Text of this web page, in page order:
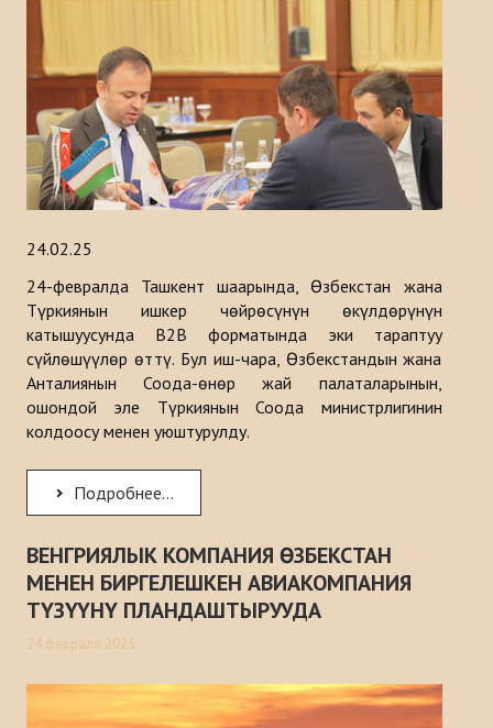
24.02.25
24-февралда Ташкент шаарында, Өзбекстан жана
Түркиянын ишкер чөйрөсүнүн өкүлдөрүнүн
катышуусунда B2B форматында эки тараптуу
сүйлөшүүлөр өттү. Бул иш-чара, Өзбекстандын жана
Анталиянын Соода-өнөр жай палаталарынын,
ошондой эле Түркиянын Соода министрлигинин
колдоосу менен уюштурулду.
Подробнее...
ВЕНГРИЯЛЫК КОМПАНИЯ ӨЗБЕКСТАН
МЕНЕН БИРГЕЛЕШКЕН АВИАКОМПАНИЯ
ТҮЗҮҮНҮ ПЛАНДАШТЫРУУДА
24 февраля 2025